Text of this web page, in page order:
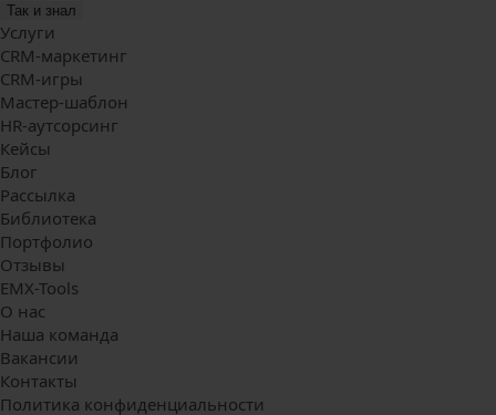
Так и знал
Услуги
CRM-маркетинг
CRM-игры
Мастер-шаблон
HR-аутсорсинг
Кейсы
Блог
Рассылка
Библиотека
Портфолио
Отзывы
EMX-Tools
О нас
Наша команда
Вакансии
Контакты
Политика конфиденциальности